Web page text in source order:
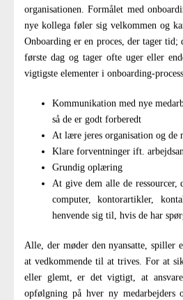
organisationen. Formålet med
nye kollega føler sig velkommen og
Onboarding er en proces, der tager tid;
første dag og tager ofte uger eller
vigtigste elementer i onboarding-
Kommunikation med nye
så de er godt forberedt
At lære jeres organisation og de
Klare forventninger ift.
Grundig oplæring
At give dem alle de ressourcer,
computer, kontorartikler,
henvende sig til, hvis de har
Alle, der møder den nyansatte,
at vedkommende til at trives. For at
eller glemt, er det vigtigt, at
opfølgning på hver ny medarbejders